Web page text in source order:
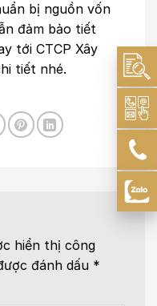
bị nguồn vốn
đảm bảo tiết
tới CTCP Xây
tiết nhé.
hiển thị công
đánh dấu *